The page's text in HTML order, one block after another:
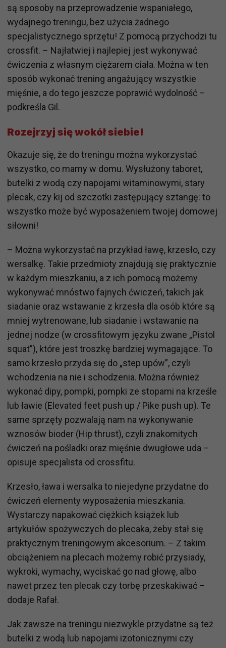
są sposoby na przeprowadzenie wspaniałego,
wydajnego treningu, bez użycia żadnego
specjalistycznego sprzętu! Z pomocą przychodzi tu
crossfit. – Najłatwiej i najlepiej jest wykonywać
ćwiczenia z własnym ciężarem ciała. Można w ten
sposób wykonać trening angażujący wszystkie
mięśnie, a do tego jeszcze poprawić wydolność –
podkreśla Gil.
Rozejrzyj się wokół siebie!
Okazuje się, że do treningu można wykorzystać
wszystko, co mamy w domu. Wysłużony taboret,
butelki z wodą czy napojami witaminowymi, stary
plecak, czy kij od szczotki zastępujący sztangę: to
wszystko może być wyposażeniem twojej domowej
siłowni!
– Można wykorzystać na przykład ławę, krzesło, czy
wersalkę. Takie przedmioty znajdują się praktycznie
w każdym mieszkaniu, a z ich pomocą możemy
wykonywać mnóstwo fajnych ćwiczeń, takich jak
siadanie oraz wstawanie z krzesła dla osób które są
mniej wytrenowane, lub siadanie i wstawanie na
jednej nodze (w crossfitowym języku zwane „Pistol
squat”), które jest troszkę bardziej wymagające. To
samo krzesło przyda się do „step upów”, czyli
wchodzenia na nie i schodzenia. Można również
wykonać dipy, pompki, pompki ze stopami na krześle
lub ławie (Elevated feet push up / Pike push up). Te
same sprzęty pozwalają nam na wykonywanie
wznosów bioder (Hip thrust), czyli znakomitych
ćwiczeń na pośladki oraz mięśnie dwugłowe uda –
opisuje specjalista od crossfitu.
Krzesło, ława i wersalka to niejedyne przydatne do
ćwiczeń elementy wyposażenia mieszkania.
Wystarczy napakować ciężkich książek lub
artykułów spożywczych do plecaka, żeby stał się
praktycznym treningowym akcesorium. – Z takim
obciążeniem na plecach możemy robić przysiady,
wykroki, wymachy, wyciskać go nad głowę, albo
nawet przez ten plecak czy torbę przeskakiwać –
dodaje Rafał.
Jak zawsze na treningu niezwykle przydatne są też
butelki z wodą lub napojami izotonicznymi czy